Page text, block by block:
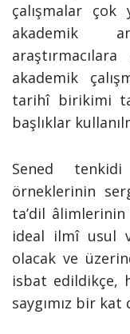
çalışmalar çok
akademik
akademik
tarihî birikimi
başlıklar
Sened
örneklerinin
ta’dil
ideal ilmî usul
olacak ve
isbat edildikçe,
saygımız bir kat